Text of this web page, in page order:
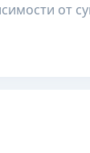
от